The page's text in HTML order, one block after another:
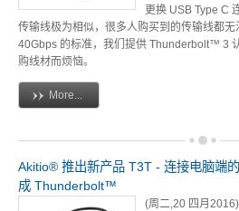
重要公告
活动讯息
相关报导
更换 USB Type C
传输线极为相似，很多人购买到的传输线都
40Gbps 的标准，我们提供 Thunderbolt™ 3
购线材而烦恼。
More...
Akitio® 推出新产品 T3T - 连接电脑端
成 Thunderbolt™
(周二,20 四月2016)